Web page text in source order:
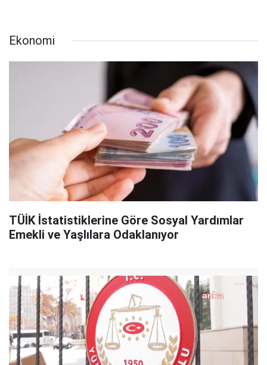
Ekonomi
TÜİK İstatistiklerine Göre Sosyal Yardımlar
Emekli ve Yaşlılara Odaklanıyor